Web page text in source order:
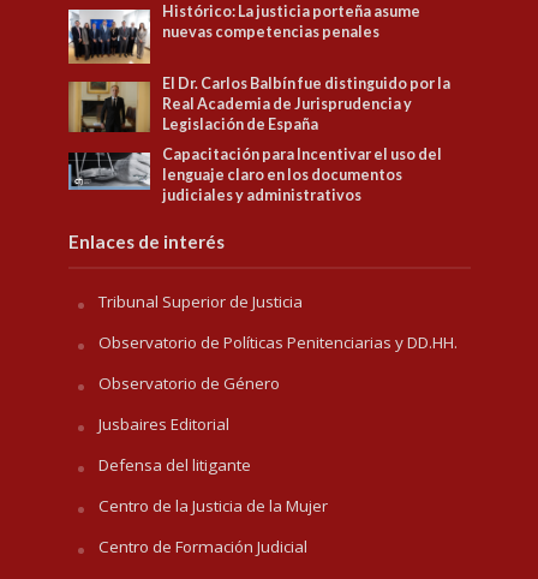
Histórico: La justicia porteña asume
nuevas competencias penales
El Dr. Carlos Balbín fue distinguido por la
Real Academia de Jurisprudencia y
Legislación de España
Capacitación para Incentivar el uso del
lenguaje claro en los documentos
judiciales y administrativos
Enlaces de interés
Tribunal Superior de Justicia
Observatorio de Políticas Penitenciarias y DD.HH.
Observatorio de Género
Jusbaires Editorial
Defensa del litigante
Centro de la Justicia de la Mujer
Centro de Formación Judicial